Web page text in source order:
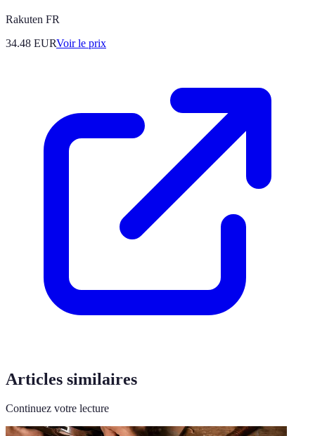
Rakuten FR
34.48 EURVoir le prix
Articles similaires
Continuez votre lecture